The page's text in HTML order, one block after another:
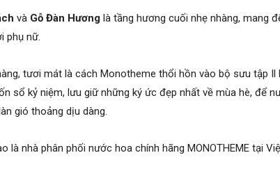
và Gỗ Đàn Hương là tầng hương cuối nhẹ nhàng, mang
phụ nữ.
tươi mát là cách Monotheme thổi hồn vào bộ sưu tập Il
sổ kỷ niệm, lưu giữ những ký ức đẹp nhất về mùa hè, để
gió thoảng dịu dàng.
là nhà phân phối nước hoa chính hãng MONOTHEME tại